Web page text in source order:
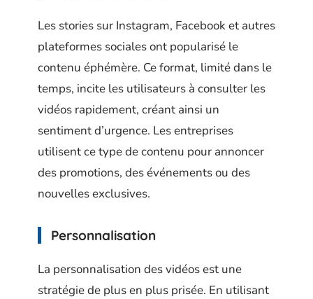
Les stories sur Instagram, Facebook et autres
plateformes sociales ont popularisé le
contenu éphémère. Ce format, limité dans le
temps, incite les utilisateurs à consulter les
vidéos rapidement, créant ainsi un
sentiment d’urgence. Les entreprises
utilisent ce type de contenu pour annoncer
des promotions, des événements ou des
nouvelles exclusives.
Personnalisation
La personnalisation des vidéos est une
stratégie de plus en plus prisée. En utilisant